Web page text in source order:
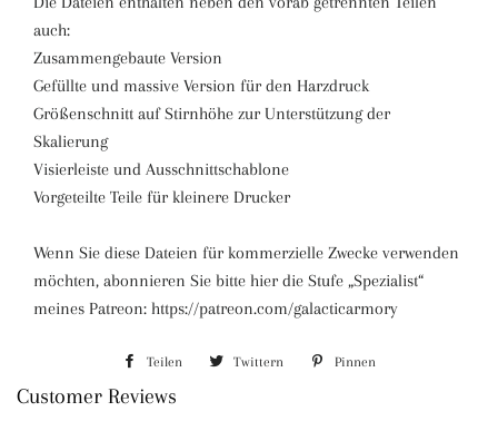
auch:
Zusammengebaute Version
Gefüllte und massive Version für den Harzdruck
Größenschnitt auf Stirnhöhe zur Unterstützung der
Skalierung
Visierleiste und Ausschnittschablone
Vorgeteilte Teile für kleinere Drucker
Wenn Sie diese Dateien für kommerzielle Zwecke verwenden
möchten, abonnieren Sie bitte hier die Stufe „Spezialist“
meines Patreon: https://patreon.com/galacticarmory
Teilen Auf Twittern Auf Pinnen
Customer Reviews